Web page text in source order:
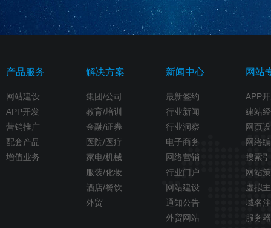
产品服务
网站建设
APP开发
营销推广
配套产品
增值业务
解决方案
集团/公司
教育/培训
金融/证券
医院/医疗
家电/机械
服装/化妆
酒店/餐饮
外贸
新闻中心
最新签约
行业新闻
行业洞察
电子商务
网络营销
行业门户
网站建设
通知公告
外贸网站
网站
APP
建站
网页
网络
搜索
网站
虚拟
域名
服务器